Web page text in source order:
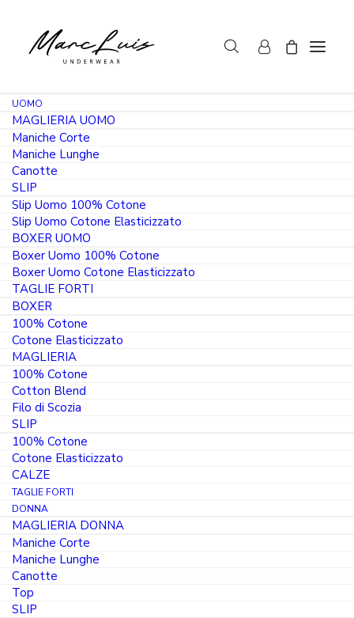
UOMO
MAGLIERIA UOMO
Maniche Corte
Maniche Lunghe
Canotte
SLIP
Slip Uomo 100% Cotone
Slip Uomo Cotone Elasticizzato
BOXER UOMO
Boxer Uomo 100% Cotone
Boxer Uomo Cotone Elasticizzato
TAGLIE FORTI
BOXER
100% Cotone
Cotone Elasticizzato
MAGLIERIA
100% Cotone
Cotton Blend
Filo di Scozia
SLIP
100% Cotone
Cotone Elasticizzato
CALZE
TAGLIE FORTI
DONNA
MAGLIERIA DONNA
Maniche Corte
Maniche Lunghe
Canotte
Top
SLIP
SERVIZIO CLIENTI MARCLUIS
UNDERWEAR
L’ALTA QUALITÀ ITALIANA